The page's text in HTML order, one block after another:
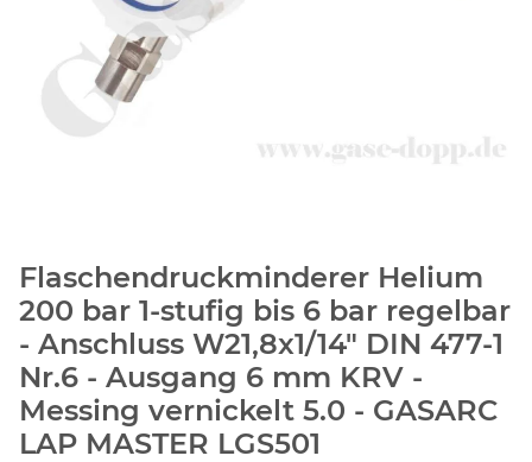
Flaschendruckminderer Helium
200 bar 1-stufig bis 6 bar regelbar
- Anschluss W21,8x1/14" DIN 477-1
Nr.6 - Ausgang 6 mm KRV -
Messing vernickelt 5.0 - GASARC
LAP MASTER LGS501